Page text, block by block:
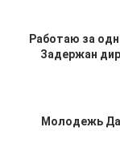
Работаю за
Задержан
Молодежь